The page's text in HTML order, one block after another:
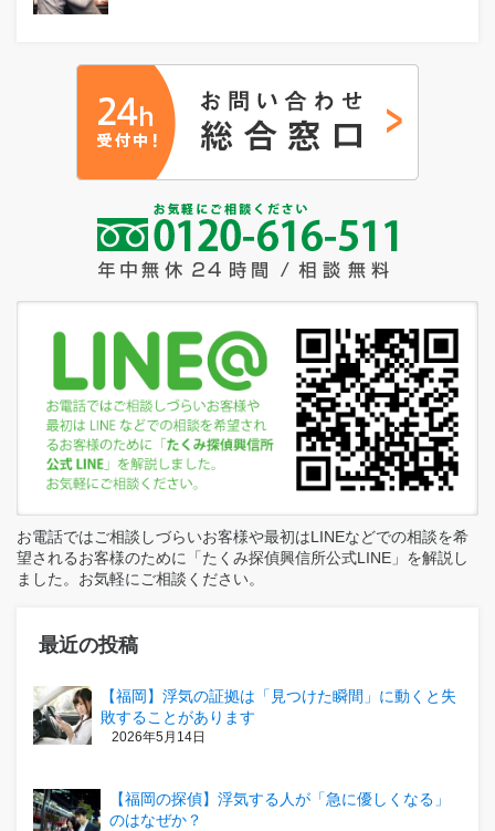
お電話ではご相談しづらいお客様や最初はLINEなどでの相談を希
望されるお客様のために「たくみ探偵興信所公式LINE」を解説し
ました。お気軽にご相談ください。
最近の投稿
【福岡】浮気の証拠は「見つけた瞬間」に動くと失
敗することがあります
2026年5月14日
【福岡の探偵】浮気する人が「急に優しくなる」
のはなぜか？